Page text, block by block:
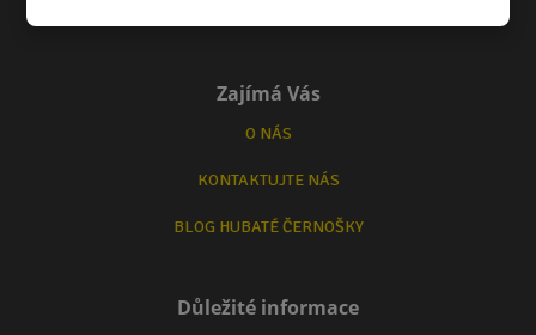
Zajímá Vás
O NÁS
KONTAKTUJTE NÁS
BLOG HUBATÉ ČERNOŠKY
Důležité informace